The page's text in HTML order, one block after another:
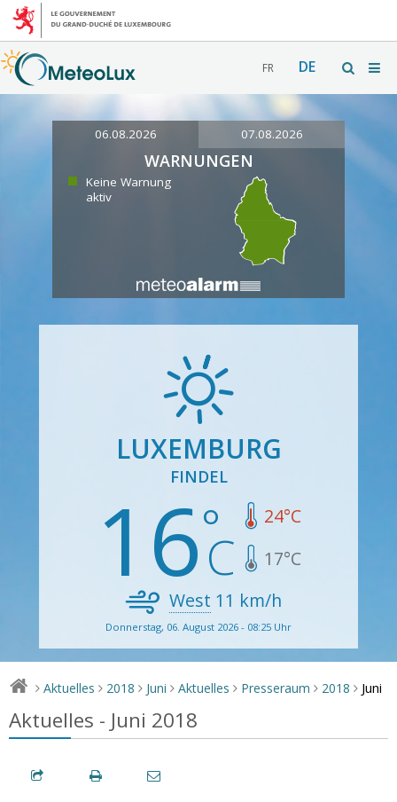
FR DE
06.08.2026 07.08.2026
WARNUNGEN
Keine Warnung
aktiv
LUXEMBURG
FINDEL
16 24°C
17°C
West 11 km/h
Donnerstag, 06. August 2026 - 08:25 Uhr
> Aktuelles > 2018 > Juni > Aktuelles > Presseraum > 2018 > Juni
Aktuelles - Juni 2018